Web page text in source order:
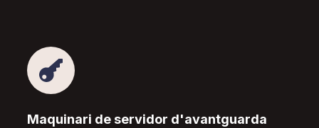
Maquinari de servidor d'avantguarda